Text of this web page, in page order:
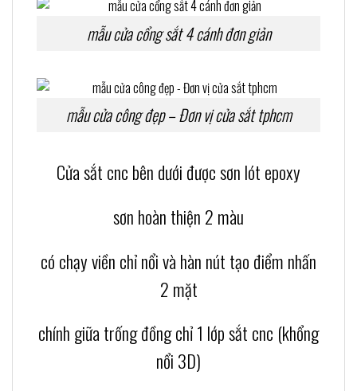
mẫu cửa cổng sắt 4 cánh đơn giản
mẫu cửa công đẹp – Đơn vị cửa sắt tphcm
Cửa sắt cnc bên dưới được sơn lót epoxy
sơn hoàn thiện 2 màu
có chạy viền chỉ nổi và hàn nút tạo điểm nhấn
2 mặt
chính giữa trống đồng chỉ 1 lớp sắt cnc (khổng
nổi 3D)